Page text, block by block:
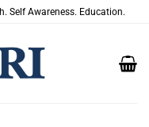
Self Awareness. Education.